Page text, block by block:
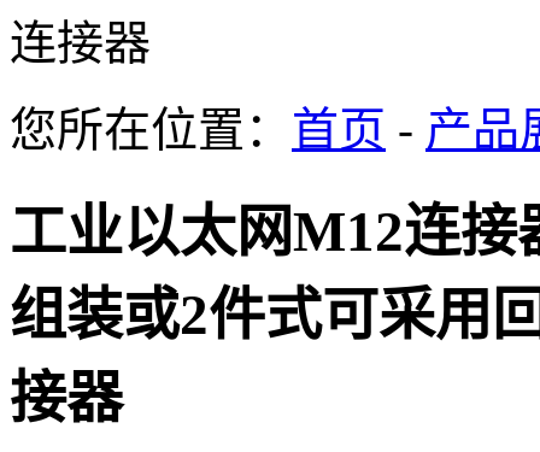
连接器
您所在位置： 首页 - 产品
工业以太网M12连接
组装或2件式可采用
接器